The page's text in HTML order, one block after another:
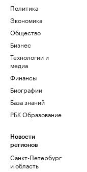
Политика
Экономика
Общество
Бизнес
Технологии и
медиа
Финансы
Биографии
База знаний
РБК Образование
Новости
регионов
Санкт-Петербург
и область